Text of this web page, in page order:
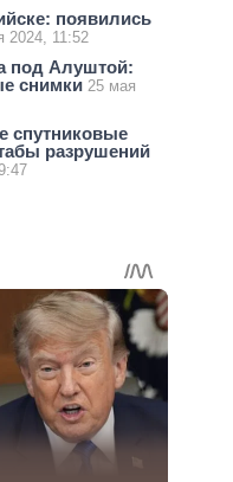
появились
2024, 11:52
под Алуштой:
снимки 25 мая
спутниковые
разрушений